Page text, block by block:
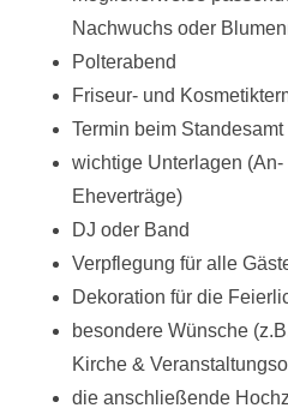
Nachwuchs oder
Polterabend
Friseur- und
Termin beim Standesamt
wichtige Unterlagen
Eheverträge)
DJ oder Band
Verpflegung für alle
Dekoration für die
besondere Wünsche
Kirche &
die anschließende